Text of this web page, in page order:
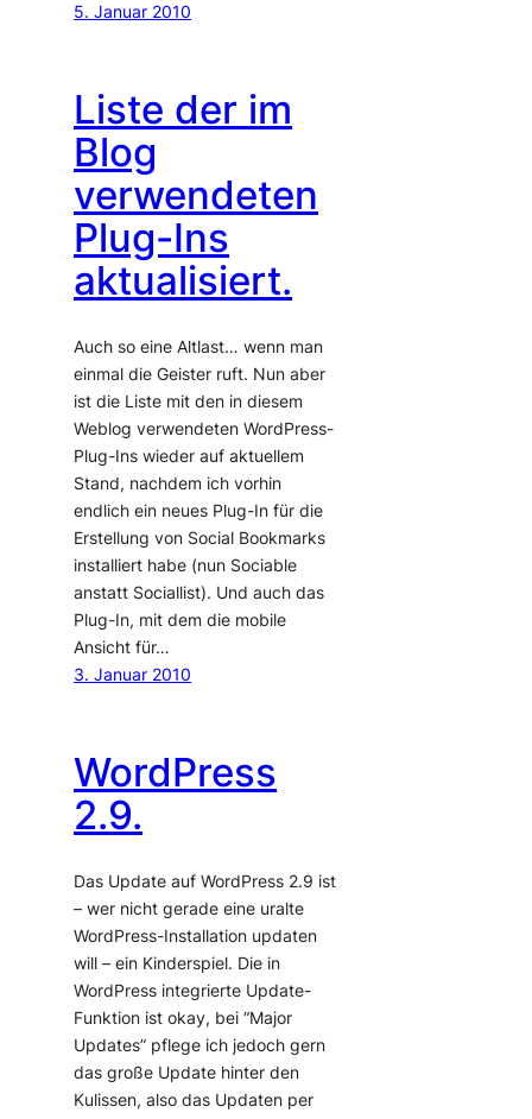
5. Januar 2010
Liste der im
Blog
verwendeten
Plug-Ins
aktualisiert.
Auch so eine Altlast… wenn man
einmal die Geister ruft. Nun aber
ist die Liste mit den in diesem
Weblog verwendeten WordPress-
Plug-Ins wieder auf aktuellem
Stand, nachdem ich vorhin
endlich ein neues Plug-In für die
Erstellung von Social Bookmarks
installiert habe (nun Sociable
anstatt Sociallist). Und auch das
Plug-In, mit dem die mobile
Ansicht für…
3. Januar 2010
WordPress
2.9.
Das Update auf WordPress 2.9 ist
– wer nicht gerade eine uralte
WordPress-Installation updaten
will – ein Kinderspiel. Die in
WordPress integrierte Update-
Funktion ist okay, bei “Major
Updates” pflege ich jedoch gern
das große Update hinter den
Kulissen, also das Updaten per